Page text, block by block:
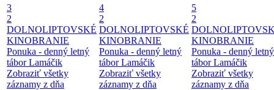
3
2
DOLNOLIPTOVSKÉ
KINOBRANIE
Ponuka - denný letný
tábor Lamáčik
Zobraziť všetky
záznamy z dňa
4
2
DOLNOLIPTOVSKÉ
KINOBRANIE
Ponuka - denný letný
tábor Lamáčik
Zobraziť všetky
záznamy z dňa
5
2
KINOBRANIE
Ponuka - denný letný
tábor Lamáčik
Zobraziť všetky
záznamy z dňa